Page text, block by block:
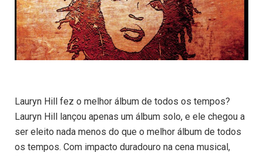
Lauryn Hill fez o melhor álbum de todos os tempos?
Lauryn Hill lançou apenas um álbum solo, e ele chegou a
ser eleito nada menos do que o melhor álbum de todos
os tempos. Com impacto duradouro na cena musical,